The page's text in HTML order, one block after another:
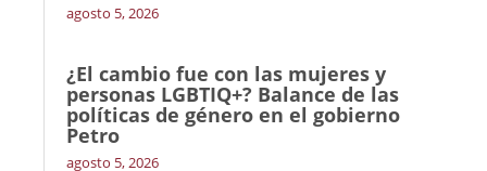
agosto 5, 2026
¿El cambio fue con las mujeres y
personas LGBTIQ+? Balance de las
políticas de género en el gobierno
Petro
agosto 5, 2026